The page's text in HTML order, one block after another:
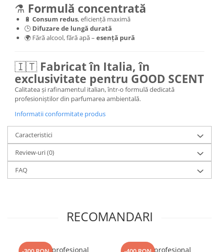
⚗️ Formulă concentrată
🔋 Consum redus, eficiență maximă
🕒 Difuzare de lungă durată
🌍 Fără alcool, fără apă – esență pură
🇮🇹 Fabricat în Italia, în
exclusivitate pentru GOOD SCENT
Calitatea și rafinamentul italian, într-o formulă dedicată
profesioniștilor din parfumarea ambientală.
Informatii conformitate produs
Caracteristici
Review-uri(0)
FAQ
RECOMANDARI
Aparat profesional
Aparat profesional